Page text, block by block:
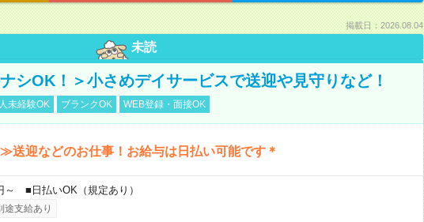
掲載日：2026.08.04
未読
シOK！＞小さめデイサービスで送迎や見守りなど！
未経験OK ブランクOK WEB登録・面接OK
迎などのお仕事！お給与は日払い可能です＊
～ ■日払いOK（規定あり）
途支給あり